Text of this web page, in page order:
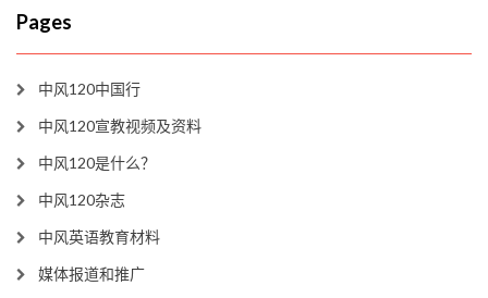
Pages
中风120中国行
中风120宣教视频及资料
中风120是什么？
中风120杂志
中风英语教育材料
媒体报道和推广